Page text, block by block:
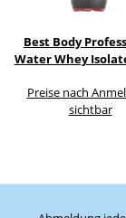
Best Body
Water Whey
Preise nach
sichtbar